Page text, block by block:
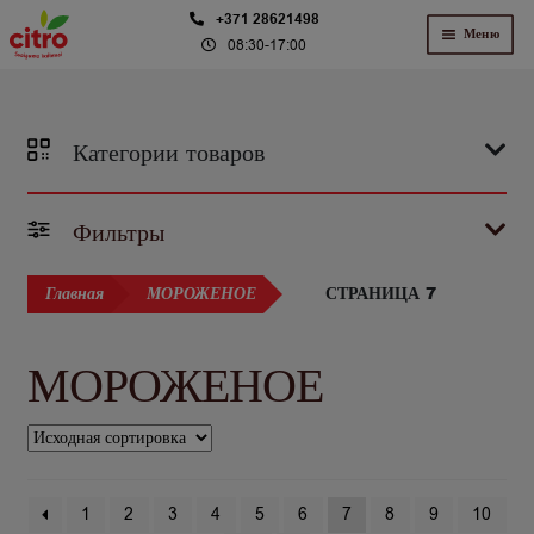
Перейти
Перейти
+371 28621498
08:30-17:00
Меню
Категории товаров
Фильтры
Главная МОРОЖЕНОЕ СТРАНИЦА 7
МОРОЖЕНОЕ
1 2 3 4 5 6 7 8 9
10